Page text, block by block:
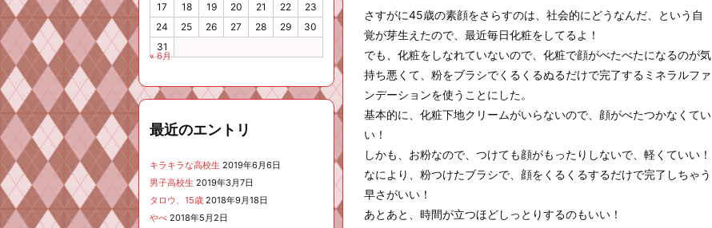
さすがに45歳の素顔をさらすのは、社会的にどうなんだ、という自
覚が芽生えたので、最近毎日化粧をしてるよ！
でも、化粧をしなれていないので、化粧で顔がべたべたになるのが気
持ち悪くて、粉をブラシでくるくるぬるだけで完了するミネラルファ
ンデーションを使うことにした。
基本的に、化粧下地クリームがいらないので、顔がべたつかなくてい
い！
しかも、お粉なので、つけても顔がもったりしないで、軽くていい！
なにより、粉つけたブラシで、顔をくるくるするだけで完了しちゃう
早さがいい！
あとあと、時間が立つほどしっとりするのもいい！
17
18 19 20 21 22
23
24
25 26 27 28 29
30
31
« 6月
最近のエントリ
キラキラな高校生 2019年6月6日
男子高校生 2019年3月7日
タロウ、15歳 2018年9月18日
やべ 2018年5月2日